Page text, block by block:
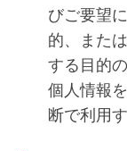
びご要望
的、また
する目的
個人情報
断で利用